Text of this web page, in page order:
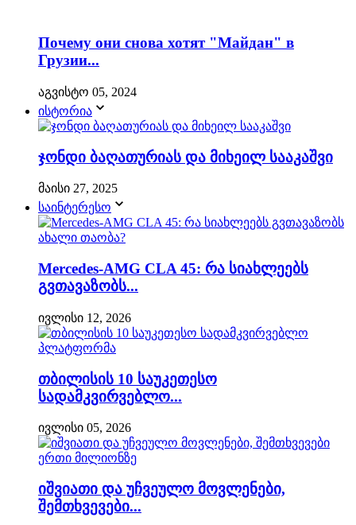
Почему они снова хотят "Майдан" в
Грузии...
აგვისტო 05, 2024
ისტორია
ჯონდი ბაღათურიას და მიხეილ სააკაშვი
მაისი 27, 2025
საინტერესო
Mercedes-AMG CLA 45: რა სიახლეებს
გვთავაზობს...
ივლისი 12, 2026
თბილისის 10 საუკეთესო
სადამკვირვებლო...
ივლისი 05, 2026
იშვიათი და უჩვეულო მოვლენები,
შემთხვევები...